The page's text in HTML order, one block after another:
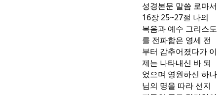
성경본문 말씀 로마서
16장 25~27절 나의
복음과 예수 그리스도
를 전파함은 영세 전
부터 감추어졌다가 이
제는 나타내신 바 되
었으며 영원하신 하나
님의 명을 따라 선지